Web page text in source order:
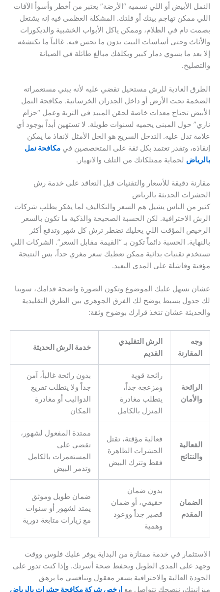
النمل الأبيض أو اللي نسميه “الأرضة” يعتبر من أخطر وأسوأ الآفات
اللي ممكن تهاجم بيتك أو فلتك. المشكلة العظمى فيه إنه يشتغل
بصمت تام في الظلام، وممكن ياكل الأبواب الخشبية والديكورات
والأثاث وحتى أساسات البيت بدون ما تحس فيه. غالباً ما تكتشفه
إلا بعد ما يسوي دمار كبير ويكلفك مبالغ طائلة في الصيانة
والتصليح.
الطرق العادية للرش مستحيل تقضي عليه لأنه يبني مستعمراته
الضخمة تحت الأرض أو داخل الجدران الخرسانية. مكافحة النمل
الأبيض تحتاج معدات خاصة لحقن المبيد في التربة وعمل “حزام
ناري” حول المبنى يحميه لسنوات طويلة. لا تستهين أبداً بوجود أي
علامة تدل عليه. التدخل السريع هو الحل الأمثل لإنقاذ ما يمكن
إنقاذه، وتقدر تعتمد بكل ثقة على المتخصصين في مكافحة نمل
بالرياض لحماية ممتلكاتك من التلف والانهيار.
مقارنة دقيقة للأسعار والتقنيات قبل التعاقد على خدمة رش
الحشرات الحديثة بالرياض
كثير من الناس يشيل هم السعر والتكاليف لما يفكر يطلب شركات
الرش الاحترافية. لكن الحسبة الصحيحة والذكية ما تكون بالسعر
الرخيص المؤقت اللي يخليك تضطر ترش كل شهر وتدفع أكثر
بالنهاية. الحسبة دائماً تكون بـ “القيمة مقابل السعر”. الشركات اللي
تستخدم تقنيات بدائية ممكن تعطيك سعر مغري جداً، بس النتيجة
مؤقتة وفاشلة على المدى البعيد.
عشان نسهل عليك الموضوع وتكون الصورة واضحة قدامك، سوينا
لك جدول بسيط يوضح لك الفرق الجوهري بين الطرق التقليدية
والحديثة عشان تتخذ قرارك بوضوح وثقة:
وجه
المقارنة
الرش التقليدي
القديم
خدمة الرش الحديثة
الرائحة
والأمان
رائحة قوية
ومزعجة جداً،
يتطلب مغادرة
المنزل بالكامل
بدون رائحة غالباً، آمن
جداً ولا يتطلب تفريغ
الدواليب أو مغادرة
المكان
الفعالية
والنتائج
فعالية مؤقتة، تقتل
الحشرات الظاهرة
فقط وتترك البيض
ممتدة المفعول لشهور،
تقضي على
المستعمرات بالكامل
وتدمر البيض
الضمان
المقدم
بدون ضمان
حقيقي، أو ضمان
قصير جداً ووعود
وهمية
ضمان طويل وموثق
يمتد لشهور أو سنوات
مع زيارات متابعة دورية
الاستثمار في خدمة ممتازة من البداية يوفر عليك فلوس ووقت
وجهد على المدى الطويل ويحفظ صحة أسرتك. وإذا كنت تدور على
الجودة العالية والاحترافية بسعر معقول وتنافسي ما يرهق
ميزانيتك، ننصحك تتواصل مع ارخص شركة مكافحة حشرات بالرياض